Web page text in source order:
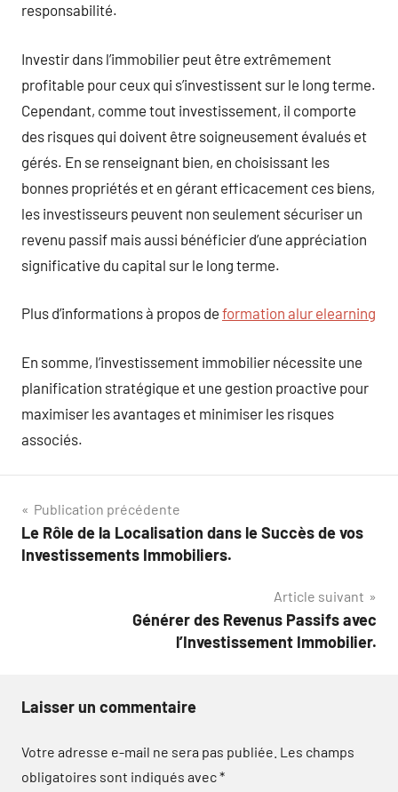
responsabilité.
Investir dans l’immobilier peut être extrêmement
profitable pour ceux qui s’investissent sur le long terme.
Cependant, comme tout investissement, il comporte
des risques qui doivent être soigneusement évalués et
gérés. En se renseignant bien, en choisissant les
bonnes propriétés et en gérant efficacement ces biens,
les investisseurs peuvent non seulement sécuriser un
revenu passif mais aussi bénéficier d’une appréciation
significative du capital sur le long terme.
Plus d’informations à propos de formation alur elearning
En somme, l’investissement immobilier nécessite une
planification stratégique et une gestion proactive pour
maximiser les avantages et minimiser les risques
associés.
Navigation
de
Publication précédente
Le Rôle de la Localisation dans le Succès de vos
Investissements Immobiliers.
Article suivant
Générer des Revenus Passifs avec
l’Investissement Immobilier.
Laisser un commentaire
Votre adresse e-mail ne sera pas publiée. Les champs
obligatoires sont indiqués avec*